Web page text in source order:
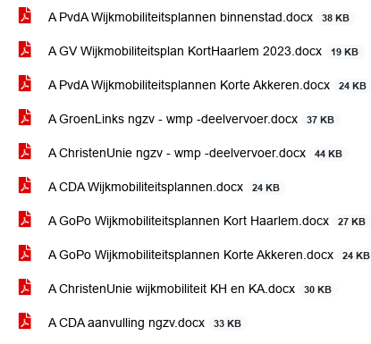
A PvdA Wijkmobiliteitsplannen binnenstad.docx 38 KB
A GV Wijkmobiliteitsplan KortHaarlem 2023.docx 19 KB
A PvdA Wijkmobiliteitsplannen Korte Akkeren.docx 24 KB
A GroenLinks ngzv - wmp -deelvervoer.docx 37 KB
A ChristenUnie ngzv - wmp -deelvervoer.docx 44 KB
A CDA Wijkmobiliteitsplannen.docx 24 KB
A GoPo Wijkmobiliteitsplannen Kort Haarlem.docx 27 KB
A GoPo Wijkmobiliteitsplannen Korte Akkeren.docx 24 KB
A ChristenUnie wijkmobiliteit KH en KA.docx 30 KB
A CDA aanvulling ngzv.docx 33 KB